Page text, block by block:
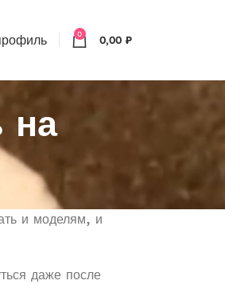
0 0,00 ₽
на
и моделям, и
даже после